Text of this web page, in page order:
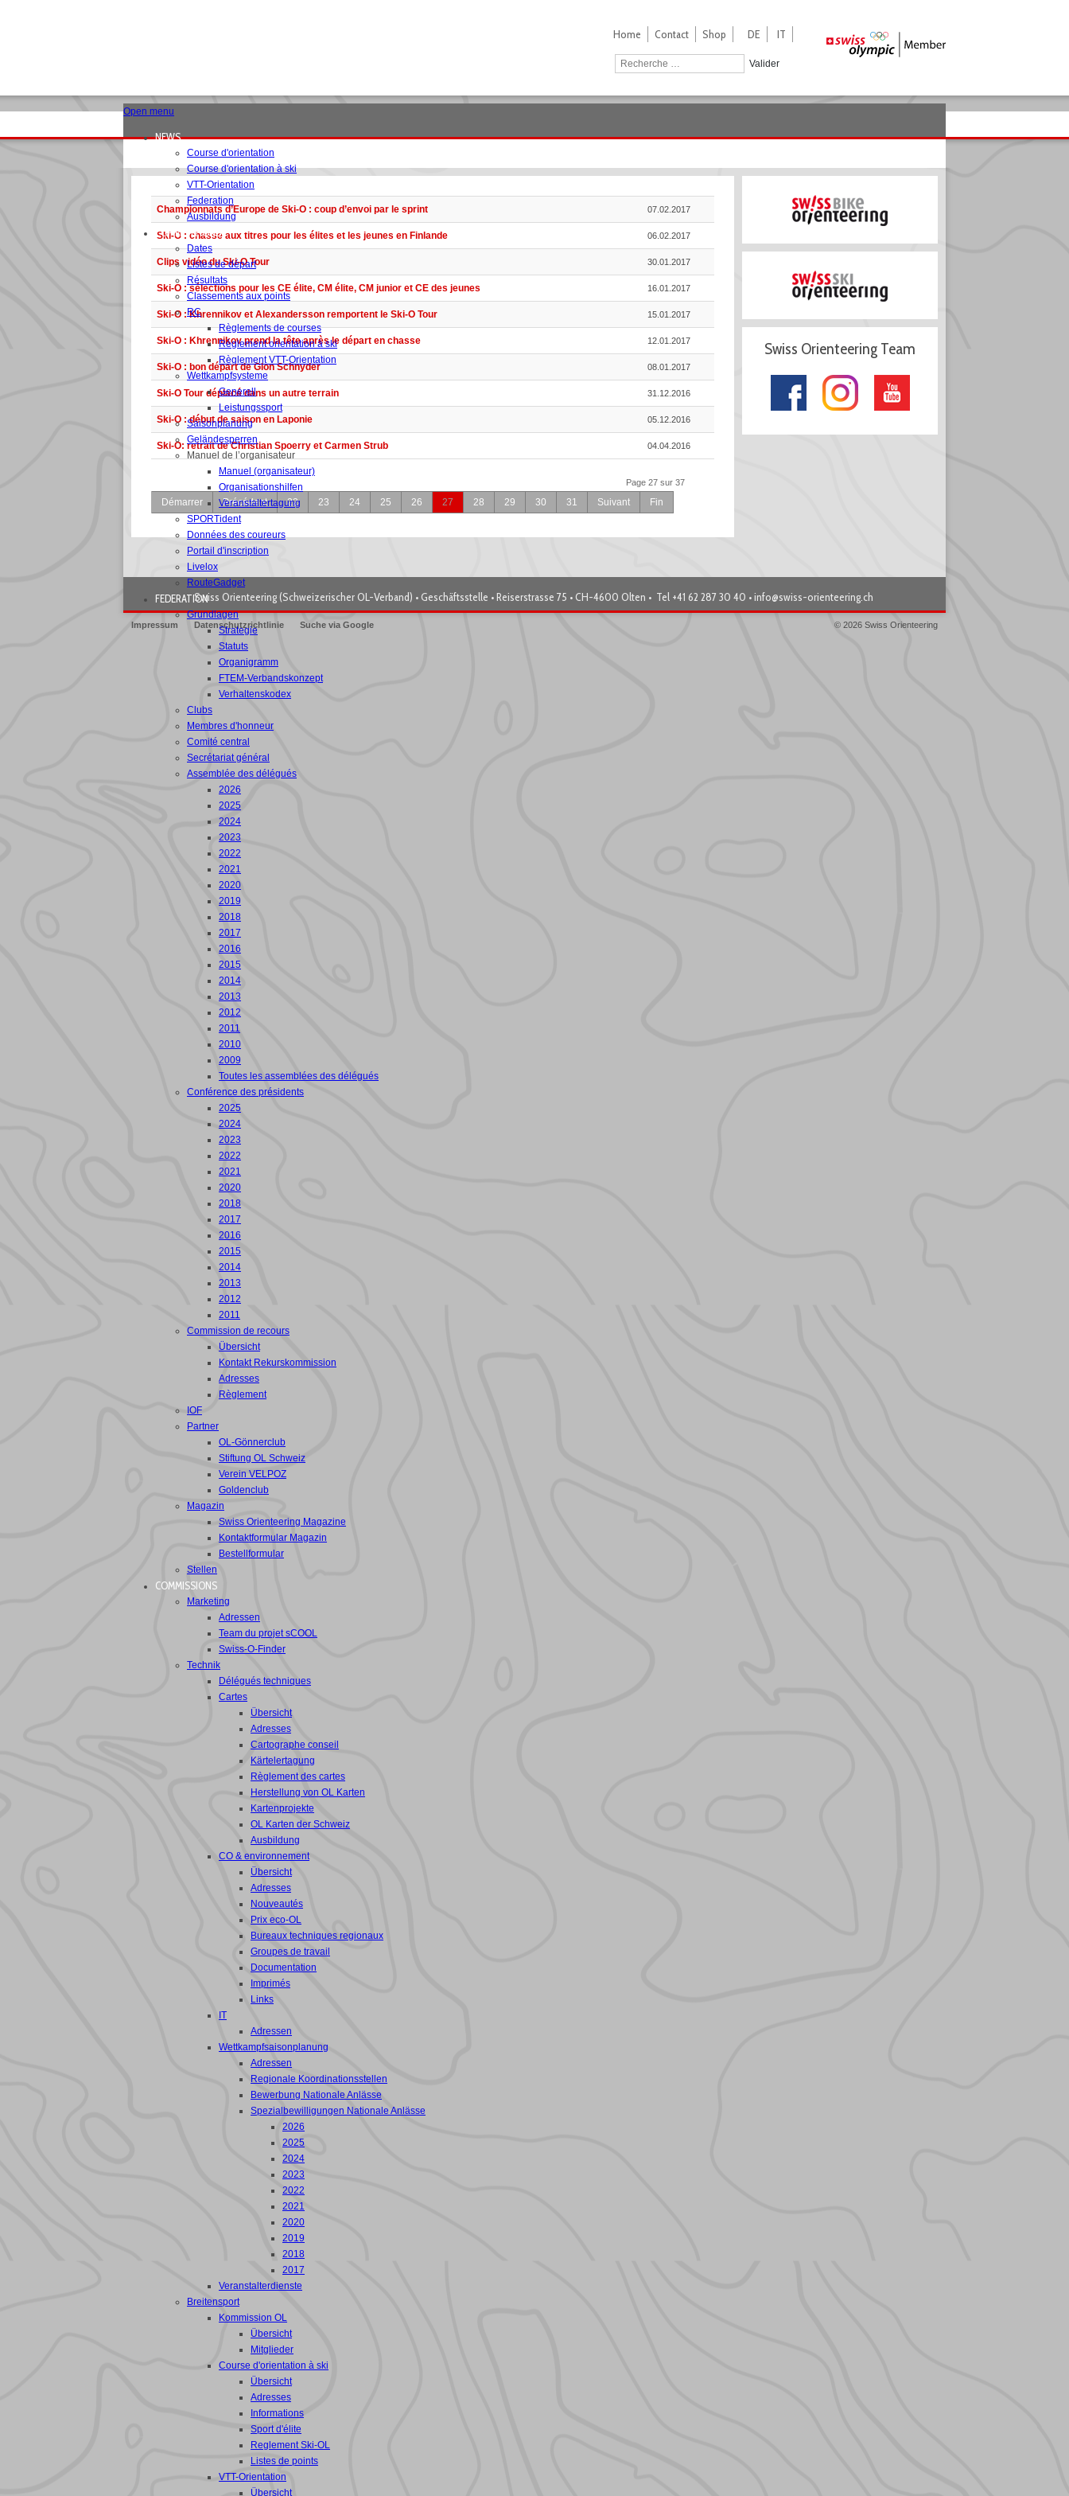
Home Contact Shop DE IT
Valider
Open menu
NEWS
Course d'orientation
Course d'orientation à ski
VTT-Orientation
Federation
Ausbildung
COMPETITIONS
Dates
Listes de départ
Résultats
Classements aux points
RC
Règlements de courses
Règlement orientation à ski
Règlement VTT-Orientation
Wettkampfsysteme
Generell
Leistungssport
Saisonplanung
Geländesperren
Manuel de l’organisateur
Manuel (organisateur)
Organisationshilfen
Veranstaltertagung
SPORTident
Données des coureurs
Portail d'inscription
Livelox
RouteGadget
FEDERATION
Grundlagen
Strategie
Statuts
Organigramm
FTEM-Verbandskonzept
Verhaltenskodex
Clubs
Membres d'honneur
Comité central
Secrétariat général
Assemblée des délégués
2026
2025
2024
2023
2022
2021
2020
2019
2018
2017
2016
2015
2014
2013
2012
2011
2010
2009
Toutes les assemblées des délégués
Conférence des présidents
2025
2024
2023
2022
2021
2020
2018
2017
2016
2015
2014
2013
2012
2011
Commission de recours
Übersicht
Kontakt Rekurskommission
Adresses
Règlement
IOF
Partner
OL-Gönnerclub
Stiftung OL Schweiz
Verein VELPOZ
Goldenclub
Magazin
Swiss Orienteering Magazine
Kontaktformular Magazin
Bestellformular
Stellen
COMMISSIONS
Marketing
Adressen
Team du projet sCOOL
Swiss-O-Finder
Technik
Délégués techniques
Cartes
Übersicht
Adresses
Cartographe conseil
Kärtelertagung
Règlement des cartes
Herstellung von OL Karten
Kartenprojekte
OL Karten der Schweiz
Ausbildung
CO & environnement
Übersicht
Adresses
Nouveautés
Prix eco-OL
Bureaux techniques regionaux
Groupes de travail
Documentation
Imprimés
Links
IT
Adressen
Wettkampfsaisonplanung
Adressen
Regionale Koordinationsstellen
Bewerbung Nationale Anlässe
Spezialbewilligungen Nationale Anlässe
2026
2025
2024
2023
2022
2021
2020
2019
2018
2017
Veranstalterdienste
Breitensport
Kommission OL
Übersicht
Mitglieder
Course d'orientation à ski
Übersicht
Adresses
Informations
Sport d'élite
Reglement Ski-OL
Listes de points
VTT-Orientation
Übersicht
Championnats d’Europe de Ski-O : coup d’envoi par le sprint 07.02.2017
Ski-O : chasse aux titres pour les élites et les jeunes en Finlande 06.02.2017
Clips vidéo du Ski-O Tour 30.01.2017
Ski-O : sélections pour les CE élite, CM élite, CM junior et CE des jeunes 16.01.2017
Ski-O : Khrennikov et Alexandersson remportent le Ski-O Tour 15.01.2017
Ski-O : Khrennikov prend la tête après le départ en chasse 12.01.2017
Ski-O : bon départ de Gion Schnyder 08.01.2017
Ski-O Tour déplacé dans un autre terrain 31.12.2016
Ski-O : début de saison en Laponie 05.12.2016
Ski-O: retrait de Christian Spoerry et Carmen Strub 04.04.2016
Page 27 sur 37
Démarrer Précédent 22 23 24 25 26 27 28 29 30 31 Suivant Fin
Swiss Orienteering Team
Swiss Orienteering (Schweizerischer OL-Verband) • Geschäftsstelle • Reiserstrasse 75 • CH-4600 Olten • Tel +41 62 287 30 40 •info@swiss-orienteering.ch
Impressum Datenschutzrichtlinie Suche via Google © 2026 Swiss Orienteering